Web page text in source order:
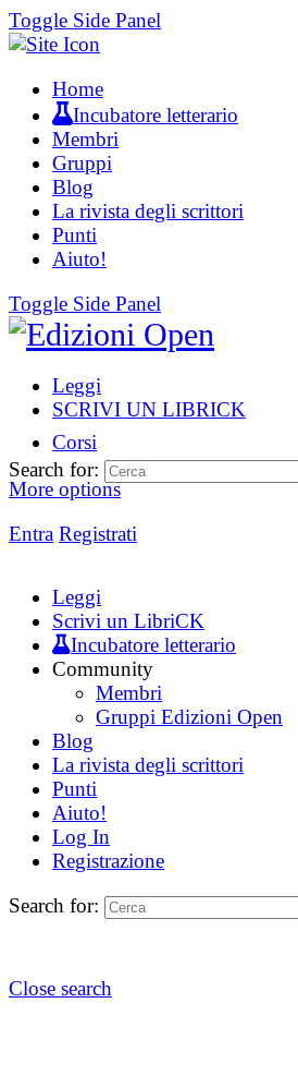
Toggle Side Panel
Home
Incubatore letterario
Membri
Gruppi
Blog
La rivista degli scrittori
Punti
Aiuto!
Toggle Side Panel
Leggi
SCRIVI UN LIBRICK
Corsi
More options
Entra Registrati
Search for:
Leggi
Scrivi un LibriCK
Incubatore letterario
Community
Membri
Gruppi Edizioni Open
Blog
La rivista degli scrittori
Punti
Aiuto!
Log In
Registrazione
Search for:
Close search